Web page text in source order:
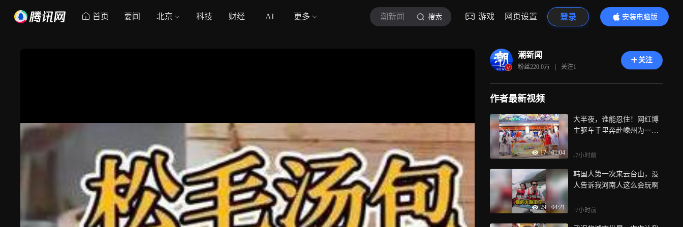
首页 要闻 北京 科技 财经 AI 更多 潮新闻 搜索 游戏 网页设置 登录
安装电脑版
内容更精彩
潮新闻
粉丝220.0万 | 关注1
关注
作者最新视频
17 | 01:04
大半夜，谁能忍住！网红博
主驱车千里奔赴嵊州为一口
-7小时前
79 | 04:21
韩国人第一次来云台山，没
人告诉我河南人这么会玩啊
-7小时前